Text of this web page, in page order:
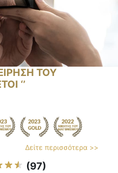
ΤΟΥ
‘’
Δείτε περισσότερα >>
(97)